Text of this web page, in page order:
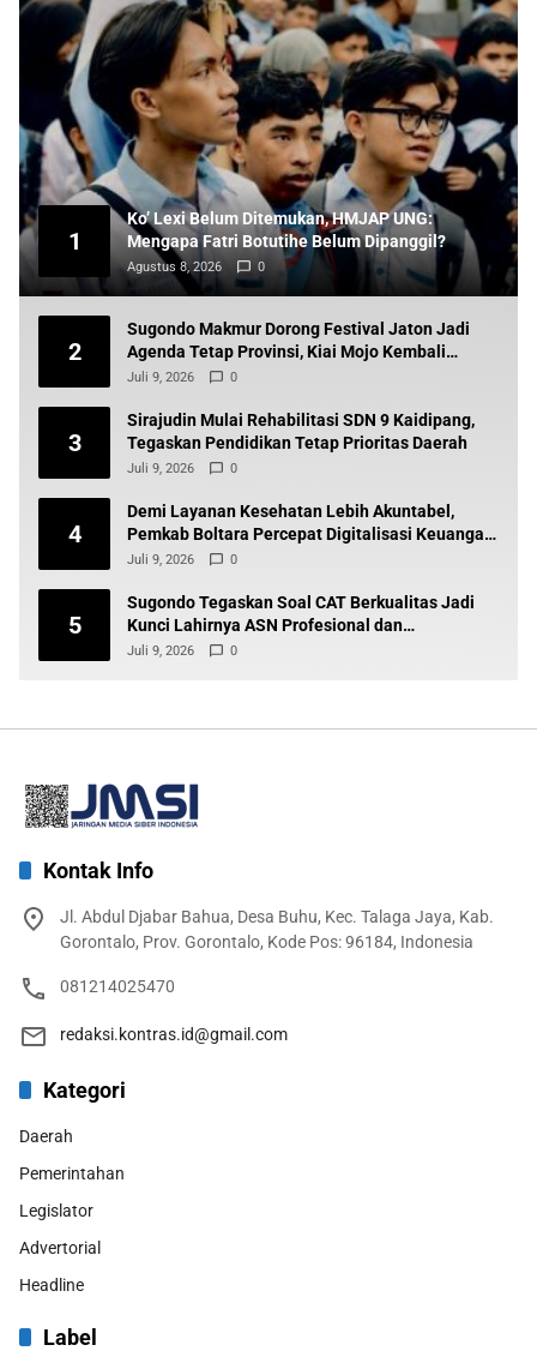
1
Ko’ Lexi Belum Ditemukan, HMJAP UNG:
Mengapa Fatri Botutihe Belum Dipanggil?
Agustus 8, 2026 0
2
Sugondo Makmur Dorong Festival Jaton Jadi
Agenda Tetap Provinsi, Kiai Mojo Kembali
Disuarakan
Juli 9, 2026 0
3
Sirajudin Mulai Rehabilitasi SDN 9 Kaidipang,
Tegaskan Pendidikan Tetap Prioritas Daerah
Juli 9, 2026 0
4
Demi Layanan Kesehatan Lebih Akuntabel,
Pemkab Boltara Percepat Digitalisasi Keuangan
BLUD
Juli 9, 2026 0
5
Sugondo Tegaskan Soal CAT Berkualitas Jadi
Kunci Lahirnya ASN Profesional dan
Berintegritas
Juli 9, 2026 0
Kontak Info
Jl. Abdul Djabar Bahua, Desa Buhu, Kec. Talaga Jaya, Kab.
Gorontalo, Prov. Gorontalo, Kode Pos: 96184, Indonesia
081214025470
redaksi.kontras.id@gmail.com
Kategori
Daerah
Pemerintahan
Legislator
Advertorial
Headline
Label